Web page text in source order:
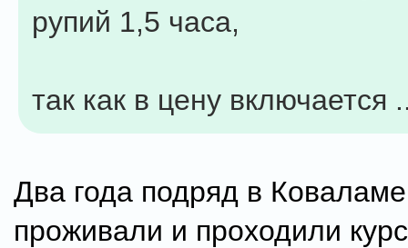
рупий 1,5 часа,
так как в цену включается
Два года подряд в
проживали и проходили